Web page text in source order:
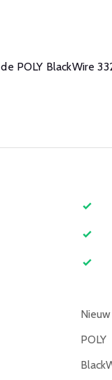
POLY BlackWire
Nieuw
POLY